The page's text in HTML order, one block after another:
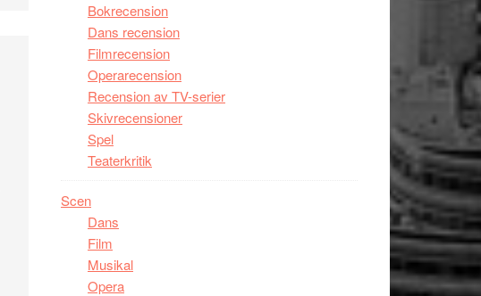
Bokrecension
Dans recension
Filmrecension
Operarecension
Recension av TV-serier
Skivrecensioner
Spel
Teaterkritik
Scen
Dans
Film
Musikal
Opera